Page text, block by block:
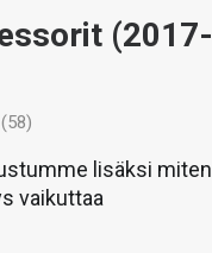
(2017-
lisäksi miten
vaikuttaa